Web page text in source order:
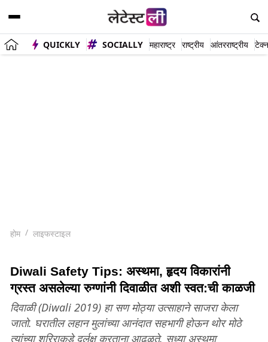
QUICKLY SOCIALLY महाराष्ट्र राष्ट्रीय आंतरराष्ट्रीय
होम लाइफस्टाइल
Diwali Safety Tips: अस्थमा, हृदय विकारांनी
ग्रस्त असलेल्या रुग्णांनी दिवाळीत अशी स्वत:ची काळजी
दिवाळी (Diwali 2019) हा सण मोठ्या उत्साहाने साजरा केला
जातो. घरातील लहान मुलांच्या आनंदात सहभागी होऊन थोर मोठे
त्यांच्या शरिराकडे दुर्लक्ष करताना आढळते. सध्या अस्थमा